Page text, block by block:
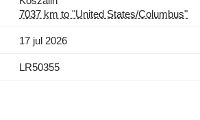
7037 km to "United States/Columbus"
17 jul 2026
LR50355